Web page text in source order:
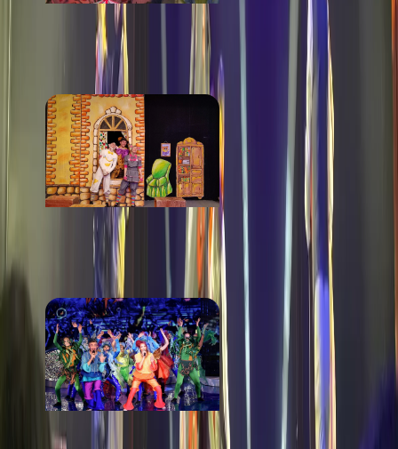
Музкомедия
от 600 ₽
Тургеневъ
от 800 ₽
Театр эстрады